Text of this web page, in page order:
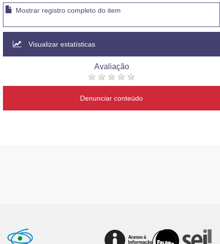
Mostrar registro completo do item
Visualizar estatísticas
Avaliação
Denunciar conteúdo